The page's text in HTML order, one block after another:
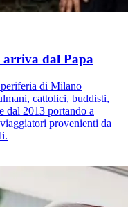
dal Papa
di Milano
cattolici, buddisti,
dal 2013 portando a
provenienti da